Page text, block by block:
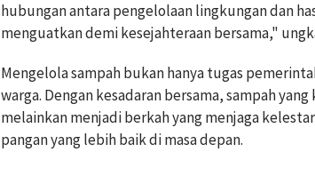
hubungan antara pengelolaan lingkungan dan
menguatkan demi kesejahteraan bersama,"
Mengelola sampah bukan hanya tugas
warga. Dengan kesadaran bersama, sampah
melainkan menjadi berkah yang menjaga
pangan yang lebih baik di masa depan.